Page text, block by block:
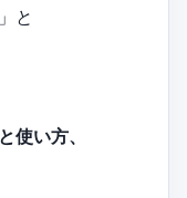
と
使い方、